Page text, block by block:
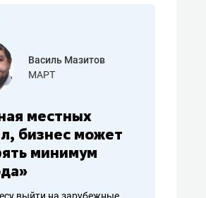
Василь Мазитов
МАРТ
местных
бизнес может
минимум